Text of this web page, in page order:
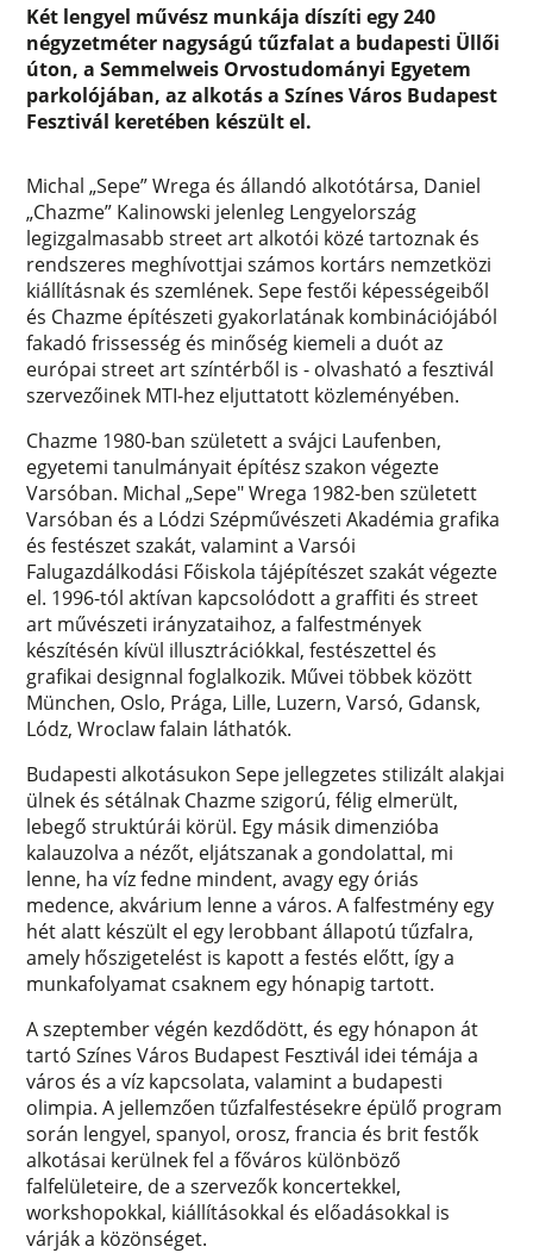
Két lengyel művész munkája díszíti egy 240
négyzetméter nagyságú tűzfalat a budapesti Üllői
úton, a Semmelweis Orvostudományi Egyetem
parkolójában, az alkotás a Színes Város Budapest
Fesztivál keretében készült el.
Michal „Sepe” Wrega és állandó alkotótársa, Daniel
„Chazme” Kalinowski jelenleg Lengyelország
legizgalmasabb street art alkotói közé tartoznak és
rendszeres meghívottjai számos kortárs nemzetközi
kiállításnak és szemlének. Sepe festői képességeiből
és Chazme építészeti gyakorlatának kombinációjából
fakadó frissesség és minőség kiemeli a duót az
európai street art színtérből is - olvasható a fesztivál
szervezőinek MTI-hez eljuttatott közleményében.
Chazme 1980-ban született a svájci Laufenben,
egyetemi tanulmányait építész szakon végezte
Varsóban. Michal „Sepe" Wrega 1982-ben született
Varsóban és a Lódzi Szépművészeti Akadémia grafika
és festészet szakát, valamint a Varsói
Falugazdálkodási Főiskola tájépítészet szakát végezte
el. 1996-tól aktívan kapcsolódott a graffiti és street
art művészeti irányzataihoz, a falfestmények
készítésén kívül illusztrációkkal, festészettel és
grafikai designnal foglalkozik. Művei többek között
München, Oslo, Prága, Lille, Luzern, Varsó, Gdansk,
Lódz, Wroclaw falain láthatók.
Budapesti alkotásukon Sepe jellegzetes stilizált alakjai
ülnek és sétálnak Chazme szigorú, félig elmerült,
lebegő struktúrái körül. Egy másik dimenzióba
kalauzolva a nézőt, eljátszanak a gondolattal, mi
lenne, ha víz fedne mindent, avagy egy óriás
medence, akvárium lenne a város. A falfestmény egy
hét alatt készült el egy lerobbant állapotú tűzfalra,
amely hőszigetelést is kapott a festés előtt, így a
munkafolyamat csaknem egy hónapig tartott.
A szeptember végén kezdődött, és egy hónapon át
tartó Színes Város Budapest Fesztivál idei témája a
város és a víz kapcsolata, valamint a budapesti
olimpia. A jellemzően tűzfalfestésekre épülő program
során lengyel, spanyol, orosz, francia és brit festők
alkotásai kerülnek fel a főváros különböző
falfelületeire, de a szervezők koncertekkel,
workshopokkal, kiállításokkal és előadásokkal is
várják a közönséget.